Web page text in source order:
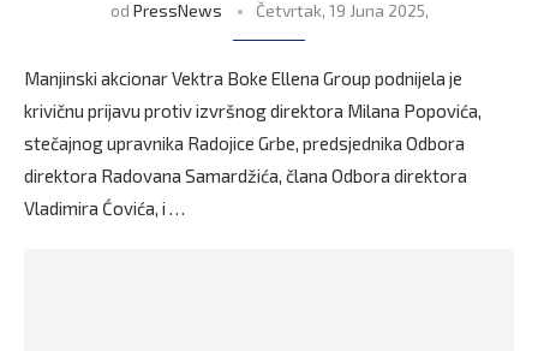
od PressNews Četvrtak, 19 Juna 2025,
Manjinski akcionar Vektra Boke Ellena Group podnijela je
krivičnu prijavu protiv izvršnog direktora Milana Popovića,
stečajnog upravnika Radojice Grbe, predsjednika Odbora
direktora Radovana Samardžića, člana Odbora direktora
Vladimira Ćovića, i …